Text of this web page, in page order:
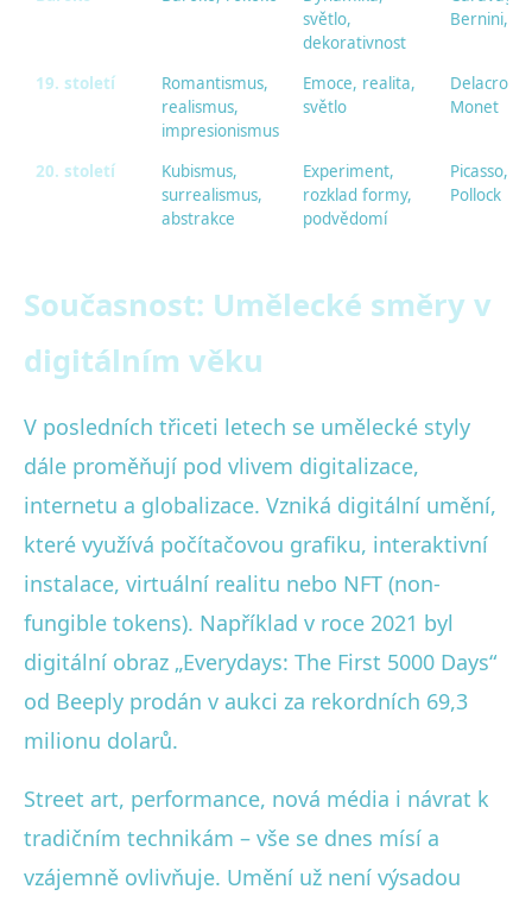
světlo,
dekorativnost
Bernini,
19. století
Romantismus,
realismus,
impresionismus
Emoce, realita,
světlo
Delacroix,
Monet
20. století
Kubismus,
surrealismus,
abstrakce
Experiment,
rozklad formy,
podvědomí
Picasso,
Pollock
Současnost: Umělecké směry v
digitálním věku
V posledních třiceti letech se umělecké styly
dále proměňují pod vlivem digitalizace,
internetu a globalizace. Vzniká digitální umění,
které využívá počítačovou grafiku, interaktivní
instalace, virtuální realitu nebo NFT (non-
fungible tokens). Například v roce 2021 byl
digitální obraz „Everydays: The First 5000 Days“
od Beeply prodán v aukci za rekordních 69,3
milionu dolarů.
Street art, performance, nová média i návrat k
tradičním technikám – vše se dnes mísí a
vzájemně ovlivňuje. Umění už není výsadou